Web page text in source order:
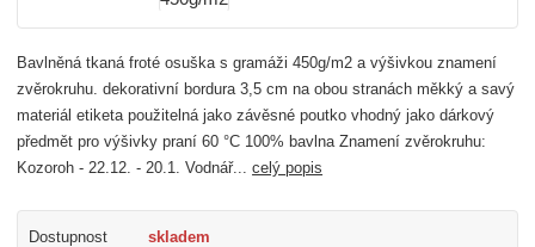
Bavlněná tkaná froté osuška s gramáži 450g/m2 a výšivkou znamení
zvěrokruhu. dekorativní bordura 3,5 cm na obou stranách měkký a savý
materiál etiketa použitelná jako závěsné poutko vhodný jako dárkový
předmět pro výšivky praní 60 °C 100% bavlna Znamení zvěrokruhu:
Kozoroh - 22.12. - 20.1. Vodnář...celý popis
Dostupnost skladem